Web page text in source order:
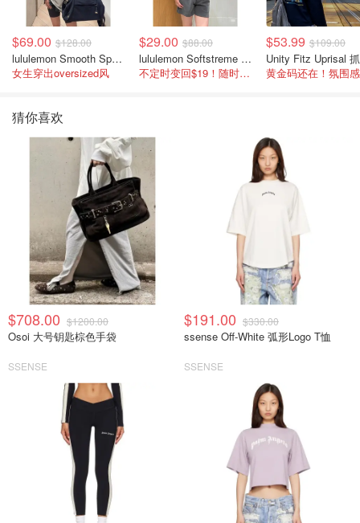
$69.00 $128.00
lululemon Smooth Spacer 经典卫衣
女生穿出oversized风
$29.00 $88.00
lululemon Softstreme 女士高腰短裤 10cm
不定时变回$19！随时点进来看
$53.99 $109.00
猜你喜欢
$708.00 $1200.00
Osoi 大号钥匙棕色手袋
SSENSE
$191.00 $330.00
ssense Off-White 弧形Logo T恤
SSENSE